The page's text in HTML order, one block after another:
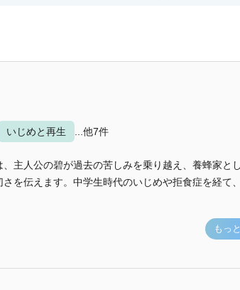
いじめと再生 ...他7件
主人公の碧が過去の苦しみを乗り越え、養蜂家と
を伝えます。中学生時代のいじめや拒食症を経て
もっ